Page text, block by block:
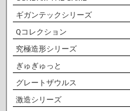
ギガンテックシリーズ
Qコレクション
究極造形シリーズ
ぎゅぎゅっと
グレートザウルス
激造シリーズ